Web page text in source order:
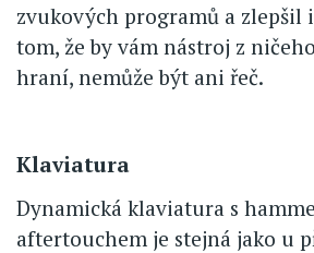
zvukových programů a zlepšil
tom, že by vám nástroj z
hraní, nemůže být ani řeč.
Klaviatura
Dynamická klaviatura s
aftertouchem je stejná jako u